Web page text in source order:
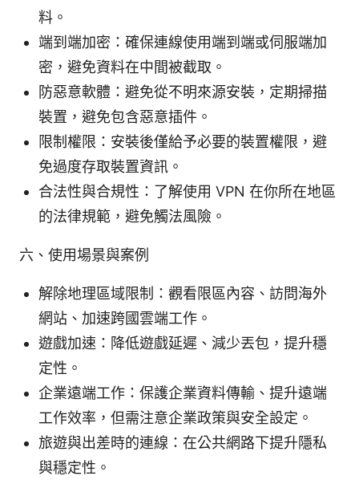
料。
端到端加密：確保連線使用端到端或伺服端加
密，避免資料在中間被截取。
防惡意軟體：避免從不明來源安裝，定期掃描
裝置，避免包含惡意插件。
限制權限：安裝後僅給予必要的裝置權限，避
免過度存取裝置資訊。
合法性與合規性：了解使用 VPN 在你所在地區
的法律規範，避免觸法風險。
六、使用場景與案例
解除地理區域限制：觀看限區內容、訪問海外
網站、加速跨國雲端工作。
遊戲加速：降低遊戲延遲、減少丟包，提升穩
定性。
企業遠端工作：保護企業資料傳輸、提升遠端
工作效率，但需注意企業政策與安全設定。
旅遊與出差時的連線：在公共網路下提升隱私
與穩定性。